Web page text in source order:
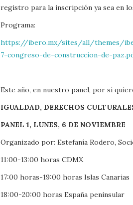
registro para la inscripción ya sea en
Programa:
https://ibero.mx/sites/all/themes/
7-congreso-de-construccion-de-
Este año, en nuestro panel, por si
IGUALDAD, DERECHOS
PANEL 1, LUNES, 6 DE NOVIEMBRE
Organizado por: Estefanía Rodero,
11:00-13:00 horas CDMX
17:00 horas-19:00 horas Islas Canarias
18:00-20:00 horas España peninsular